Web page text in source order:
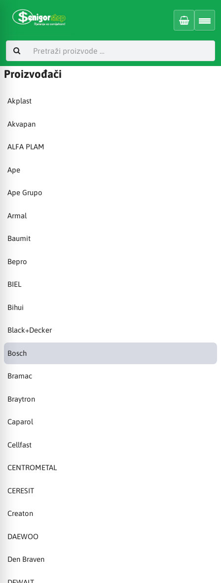
Proizvođači
Akplast
Akvapan
ALFA PLAM
Ape
Ape Grupo
Armal
Baumit
Bepro
BIEL
Bihui
Black+Decker
Bosch
Bramac
Braytron
Caparol
Cellfast
CENTROMETAL
CERESIT
Creaton
DAEWOO
Den Braven